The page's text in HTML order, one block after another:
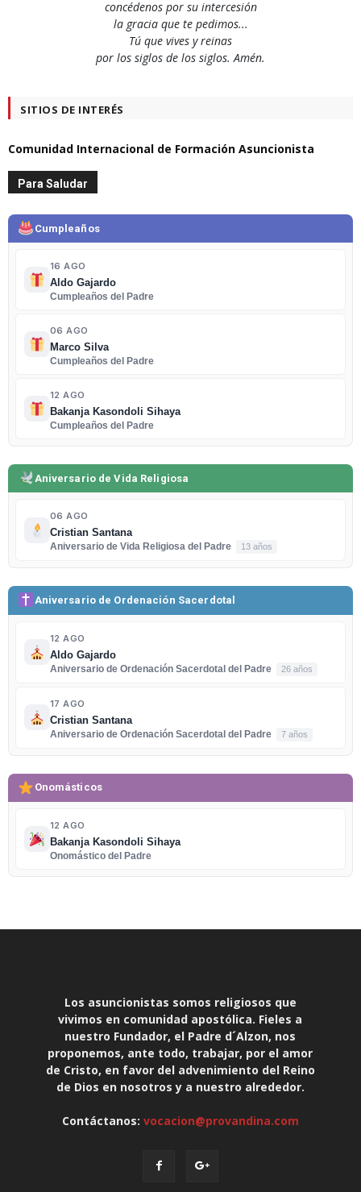
concédenos por su intercesión
la gracia que te pedimos...
Tú que vives y reinas
por los siglos de los siglos. Amén.
SITIOS DE INTERÉS
Comunidad Internacional de Formación Asuncionista
Para Saludar
Cumpleaños
16 AGO
Aldo Gajardo
Cumpleaños del Padre
06 AGO
Marco Silva
Cumpleaños del Padre
12 AGO
Bakanja Kasondoli Sihaya
Cumpleaños del Padre
Aniversario de Vida Religiosa
06 AGO
Cristian Santana
Aniversario de Vida Religiosa del Padre
13 años
Aniversario de Ordenación Sacerdotal
12 AGO
Aldo Gajardo
Aniversario de Ordenación Sacerdotal del Padre
26 años
17 AGO
Cristian Santana
Aniversario de Ordenación Sacerdotal del Padre
7 años
Onomásticos
12 AGO
Bakanja Kasondoli Sihaya
Onomástico del Padre
Los asuncionistas somos religiosos que
vivimos en comunidad apostólica. Fieles a
nuestro Fundador, el Padre d´Alzon, nos
proponemos, ante todo, trabajar, por el amor
de Cristo, en favor del advenimiento del Reino
de Dios en nosotros y a nuestro alrededor.
Contáctanos: vocacion@provandina.com